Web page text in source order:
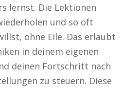
lernst. Die Lektionen
und so oft
ohne Eile. Das erlaubt
in deinem eigenen
deinen Fortschritt nach
zu steuern. Diese